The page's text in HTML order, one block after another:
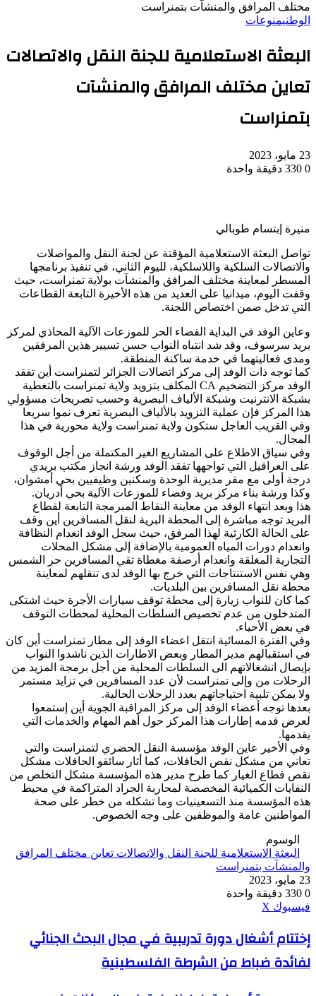
مختلف المرافق والمنشآت بتمنراست
الوطنيمنوعات
البعثة الاستعلامية للجنة النقل والاتصالات
تعاين مختلف المرافق والمنشآت
بتمنراست
23 مايو، 2023
0
دقيقة واحدة
منيرة إبتسام طوبالي
تواصل البعثة الاستعلامية المؤقتة عن لجنة النقل والمواصلات
والاتصالات السلكية واللاسلكية، لليوم الثاني، في تنفيذ برنامجها
المسطر لمعاينة مختلف المرافق والمنشآت بولاية تمنراست، حيث
وقفت اليوم، ميدانيا على العديد من هذه الأخيرة التابعة القطاعات
التي تدخل ضمن اختصاص اللجنة.
وعاين الوفد في البداية الفضاء الحر للموزعات الآلية المحاذي لمركز
بريد سرسوف، وقد شد انتباه النواب حسن تسيير هذين المرفقين
ومدى فعاليتهما في خدمة ساكنة المنطقة.
كما توجه ذات الوفد إلى مركز اتصالات الجزائر لتمنراست أين تفقد
الوفد مركز التضخيم CA المكلف بتزويد ولاية تمنراست بالتغطية
بشبكة الانترنيت وشبكة الألياف البصرية وحسب تصريحات مسؤولي
هذا المركز فإن عملية التزويد بالألياف البصرية تعرف نموا سريعا
وفي القريب العاجل ستكون ولاية تمنراست ولاية محورية في هذا
المجال.
وفي سياق الاطلاع على المشاريع الغير المكتملة من أجل الوقوف
على العراقيل التي تواجهها تفقد الوفد ورشة انجاز مكتب بريدي
درجة أولى مع مقر مديرية الوحدة وسكنين وظيفيين بحي أمشوان،
وكذا ورشة بناء مركز بريد وفضاء للموزعات الآلية بحي أدريان.
هذا وبعد انتهاء الوفد من معاينة النقاط المبرمجة التابعة لقطاع
البريد توجه مباشرة إلى المحطة البرية لنقل المسافرين أين وقف
على الحالة الكارثية لهذا المرفق، حيث سجل الوفد انعدام النظافة
وانعدام دورات المياه العمومية بالإضافة إلى مشكل المحلات
التجارية المغلقة وانعدام أرصفة مغطاة تقي المسافرين حر الشمس
وهي نفس الاستنتاجات التي خرج بها الوفد لدى تنقلهم لمعاينة
محطة نقل المسافرين بين البلديات.
كما كان للنواب زيارة إلى محطة توقف سيارات الأجرة حيث اشتكى
المتدخلون من عدم تخصيص السلطات المحلية لمحطات التوقف
في بعض الأحياء.
وفي الفترة المسائية انتقل اعضاء الوفد إلى مطار تمنراست أين كان
في استقبالهم مدير المطار وبعض الاطارات الذين ناشدوا النواب
بإيصال انشغالاتهم الى السلطات المحلية من أجل برمجة المزيد من
الرحلات من وإلى تمنراست لأن عدد المسافرين في تزايد مستمر
ولا يمكن تلبية احتياجاتهم بعدد الرحلات الحالية.
بعدها توجه أعضاء الوفد إلى مركز المراقبة الجوية أين إستمعوا
لعرض قدمه إطارات هذا المركز حول أهم المهام والخدمات التي
يقدمها.
وفي الأخير عاين الوفد مؤسسة النقل الحضري لتمنراست والتي
تعاني من مشكل نقص الحافلات، كما أثار سائقو الحافلات مشكل
نقص قطاع الغيار كما طرح مدير هذه المؤسسة مشكل التخلص من
النفايات الكميائية المخصصة لمحاربة الجراد المتراكمة في محيط
هذه المؤسسة منذ التسعينيات وما تشكله من خطر على صحة
المواطنين عامة والموظفين على وجه الخصوص.
الوسوم
البعثة الاستعلامية للجنة النقل والاتصالات تعاين مختلف المرافق
والمنشآت بتمنراست
23 مايو، 2023
0
دقيقة واحدة
فيسبوك ‫X
إختتام
أشغال
دورة
إختتام أشغال دورة تدريبية في مجال البحث الجنائي
لفائدة ضباط من الشرطة الفلسطينية